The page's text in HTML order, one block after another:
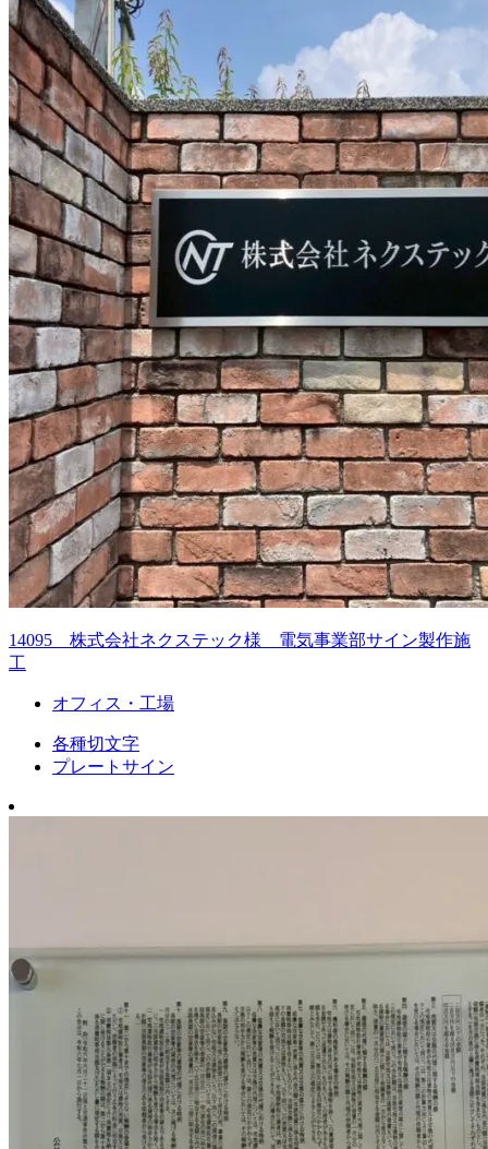
14095 株式会社ネクステック様 電気事業部サイン製作施
工
オフィス・工場
各種切文字
プレートサイン